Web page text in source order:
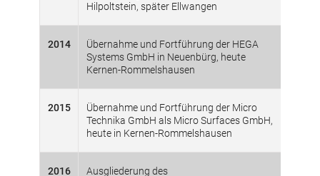
Hilpoltstein, später Ellwangen
2014
Übernahme und Fortführung der HEGA
Systems GmbH in Neuenbürg, heute
Kernen-Rommelshausen
2015
Übernahme und Fortführung der Micro
Technika GmbH als Micro Surfaces GmbH,
heute in Kernen-Rommelshausen
2016
Ausgliederung des